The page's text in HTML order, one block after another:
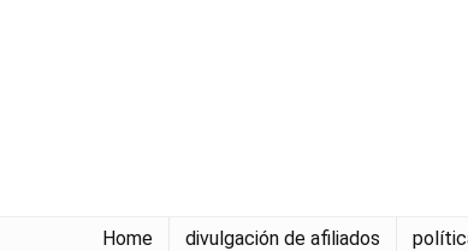
Home divulgación de afiliados